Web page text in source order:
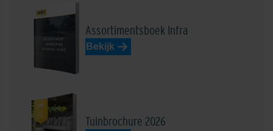
Assortimentsboek Infra
Bekijk
Tuinbrochure 2026